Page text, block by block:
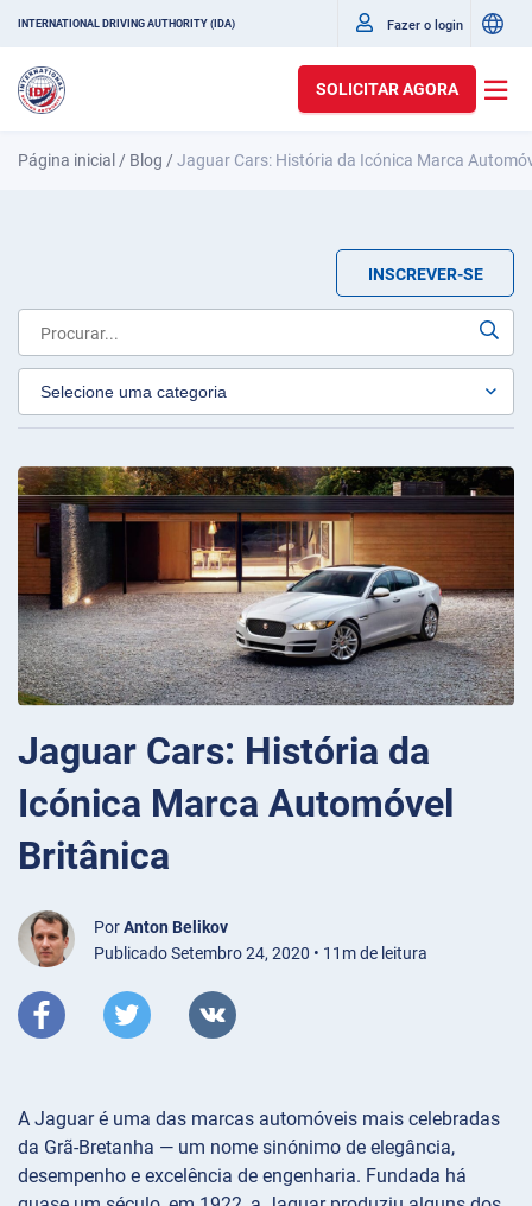
INTERNATIONAL DRIVING AUTHORITY (IDA) Fazer o login
SOLICITAR AGORA
Página inicial / Blog /Jaguar Cars: História da Icónica Marca
INSCREVER-SE
Jaguar Cars: História da
Icónica Marca Automóvel
Britânica
PorAnton Belikov
Publicado Setembro 24, 2020 • 11m de leitura
A Jaguar é uma das marcas automóveis mais celebradas
da Grã-Bretanha — um nome sinónimo de elegância,
desempenho e excelência de engenharia. Fundada há